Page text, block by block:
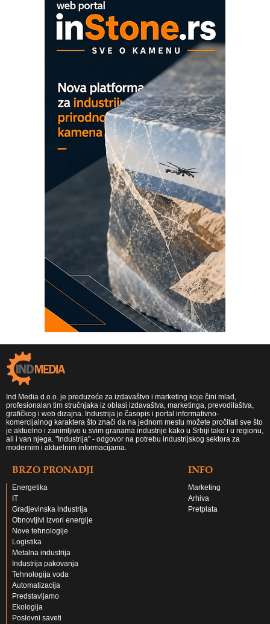
COMBYPACK
EVOKS Maintenance Management
ROSA i SCHUNK podižu proizvodnju
Detekcija različitih oblika
Ind Media d.o.o. je preduzeće za izdavaštvo i marketing koje čini mlad,
profesionalan tim stručnjaka iz oblasi izdavaštva, marketinga, prevodilaštva,
grafičkog i web dizajna. Industrija je časopis i portal informativno-
komercijalnog karaktera što znači da na jednom mestu možete pročitati sve što
je aktuelno i zanimljivo u svim granama industrije kako u Srbiji tako i u regionu,
ali i van njega. "Industrija" - odgovor na potrebu industrijskog sektora za
modernim i aktuelnim informacijama.
BRZO PRONADJI
Energetika
IT
Gradjevinska industrija
Obnovljivi izvori energije
Nove tehnologije
Logistika
Metalna industrija
Industrija pakovanja
Tehnologija voda
Automatizacija
Predstavljamo
Ekologija
Poslovni saveti
INFO
Marketing
Arhiva
Pretplata